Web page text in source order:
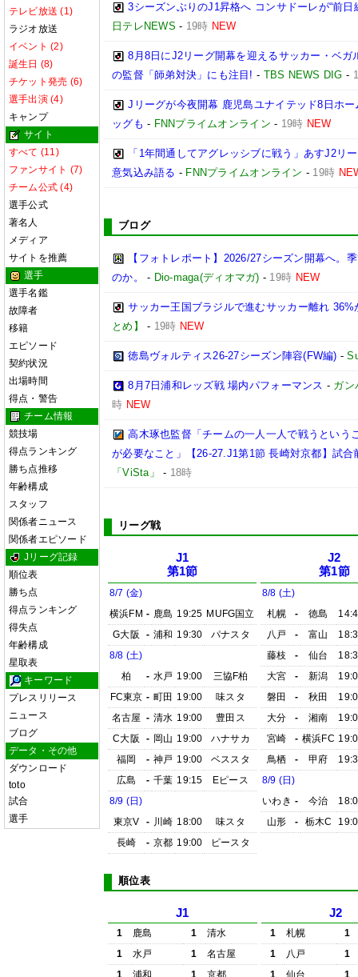
テレビ放送 (1)
ラジオ放送
イベント (2)
誕生日 (8)
チケット発売 (6)
選手出演 (4)
キャンプ
サイト
すべて (11)
ファンサイト (7)
チーム公式 (4)
選手公式
著名人
メディア
サイトを推薦
選手
選手名鑑
故障者
移籍
エピソード
契約状況
出場時間
得点・警告
チーム情報
競技場
得点ランキング
勝ち点推移
年齢構成
スタッフ
関係者ニュース
関係者エピソード
Jリーグ記録
順位表
勝ち点
得点ランキング
得失点
年齢構成
星取表
キーワード
プレスリリース
ニュース
ブログ
データ・その他
ダウンロード
toto
試合
選手
3シーズンぶりのJ1昇格へ コンサドーレが“前
日テレNEWS - 19時 NEW
8月8日にJ2リーグ開幕を迎えるサッカー・ベ
の監督「師弟対決」にも注目! - TBS NEWS DIG -
Jリーグが今夜開幕 鹿児島ユナイテッド8日ホ
ッグも - FNNプライムオンライン - 19時 NEW
「1年間通してアグレッシブに戦う」あすJ2リ
意気込み語る - FNNプライムオンライン - 19時
ブログ
【フォトレポート】2026/27シーズン開幕へ。
のか。
- Dio-maga(ディオマガ) - 19時 NEW
サッカー王国ブラジルで進むサッカー離れ 36%
とめ】
- 19時 NEW
徳島ヴォルティス26-27シーズン陣容(FW編) -
8月7日浦和レッズ戦 場内パフォーマンス - ガン
時 NEW
高木琢也監督「チームの一人一人で戦うという
が必要なこと」【26-27.J1第1節 長崎対京都】試合
「ViSta」
- 18時
リーグ戦
J1
第1節
8/7 (金)
横浜FM - 鹿島 19:25 MUFG国立
G大阪
- 浦和 19:30
パナスタ
8/8 (土)
柏
- 水戸 19:00
三協F柏
FC東京 - 町田 19:00
味スタ
名古屋 - 清水 19:00
豊田ス
C大阪
- 岡山 19:00
ハナサカ
福岡
- 神戸 19:00
ベススタ
広島
- 千葉 19:15
Eピース
8/9 (日)
東京V
- 川崎 18:00
味スタ
長崎
- 京都 19:00 ピースタ
J2
第1節
8/8 (土)
札幌
- 徳島
八戸
- 富山
藤枝
- 仙台
大宮
- 新潟
磐田
- 秋田
大分
- 湘南
宮崎
- 横浜FC
鳥栖
- 甲府
8/9 (日)
いわき - 今治
山形
- 栃木C
順位表
J1
1 鹿島 1
清水
1
水戸 1
名古屋
1
浦和 1
京都
J2
1 札幌
1
1
八戸
1
1
仙台
1